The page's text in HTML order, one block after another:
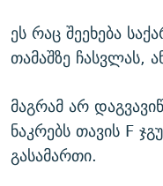
ეს რაც შეეხება
თამაშზე ჩასვლას,
მაგრამ არ
ნაკრებს თავის F
გასამართი.